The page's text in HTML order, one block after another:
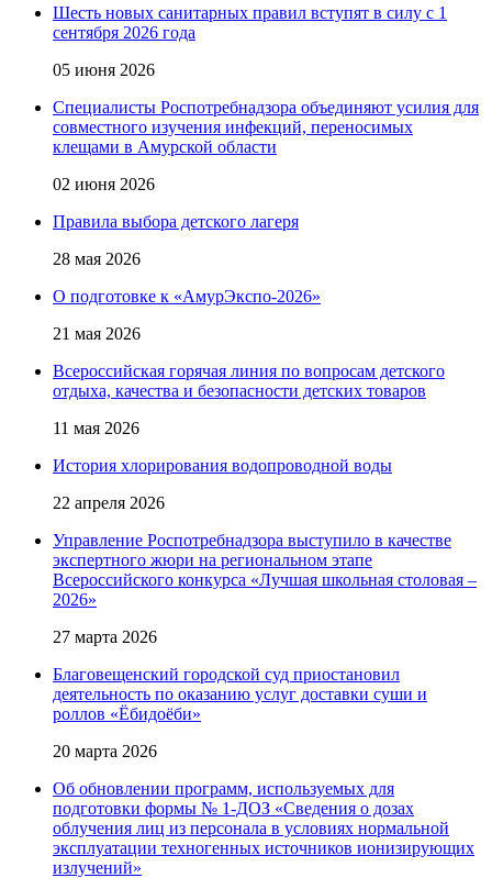
Шесть новых санитарных правил вступят в силу с 1
сентября 2026 года
05 июня 2026
Специалисты Роспотребнадзора объединяют усилия для
совместного изучения инфекций, переносимых
клещами в Амурской области
02 июня 2026
Правила выбора детского лагеря
28 мая 2026
О подготовке к «АмурЭкспо-2026»
21 мая 2026
Всероссийская горячая линия по вопросам детского
отдыха, качества и безопасности детских товаров
11 мая 2026
История хлорирования водопроводной воды
22 апреля 2026
Управление Роспотребнадзора выступило в качестве
экспертного жюри на региональном этапе
Всероссийского конкурса «Лучшая школьная столовая –
2026»
27 марта 2026
Благовещенский городской суд приостановил
деятельность по оказанию услуг доставки суши и
роллов «Ёбидоёби»
20 марта 2026
Об обновлении программ, используемых для
подготовки формы № 1-ДОЗ «Сведения о дозах
облучения лиц из персонала в условиях нормальной
эксплуатации техногенных источников ионизирующих
излучений»